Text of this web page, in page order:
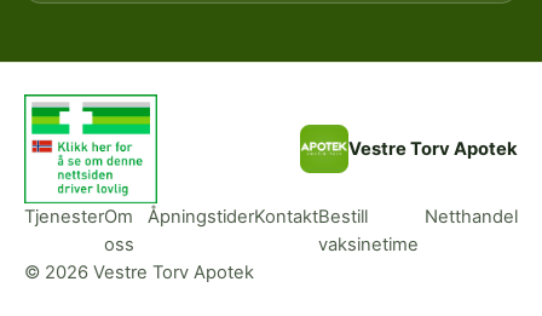
Vestre Torv Apotek
TjenesterOm
oss
ÅpningstiderKontaktBestill
vaksinetime
Netthandel
© 2026 Vestre Torv Apotek